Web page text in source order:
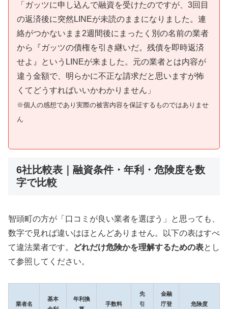
「ガッツに申し込んで融資を受けたのですが、3回目
の返済後に突然LINEが未読のままになりました。連
絡がつかないまま2週間後にまったく別の名前の業者
から『ガッツの債権を引き継いだ。残債を即時返済
せよ』というLINEが来ました。元の業者とは内容が
違う金額で、明らかに不正な請求だと思いますが怖
くてどうすればいいかわかりません」
※個人の感想であり実際の被害内容を保証するものではありませ
ん
6社比較表｜融資条件・年利・危険度を数
字で比較
智頭町の方が「口コミが良い業者を選ぼう」と思っても、
数字で見れば違いはほとんどありません。以下の表はすべ
て違法業者です。
どれだけ危険かを理解するための表とし
て参照してください。
業者名
基本
年利換
手数料
先
引
金融
庁登
危険度